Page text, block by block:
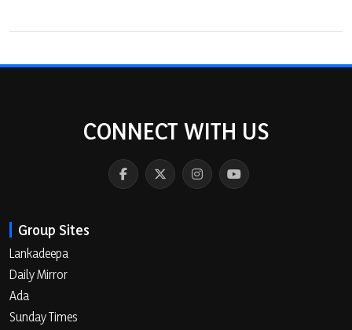
CONNECT WITH US
Group Sites
Lankadeepa
Daily Mirror
Ada
Sunday Times